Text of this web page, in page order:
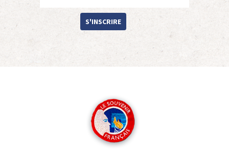
S'INSCRIRE